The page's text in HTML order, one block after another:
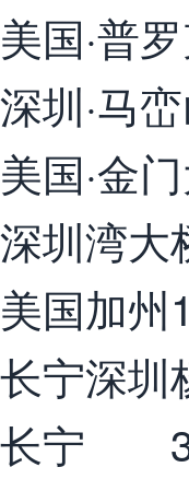
美国·普
深圳·马
美国·金
深圳湾大
美国加州
长宁深圳
长宁